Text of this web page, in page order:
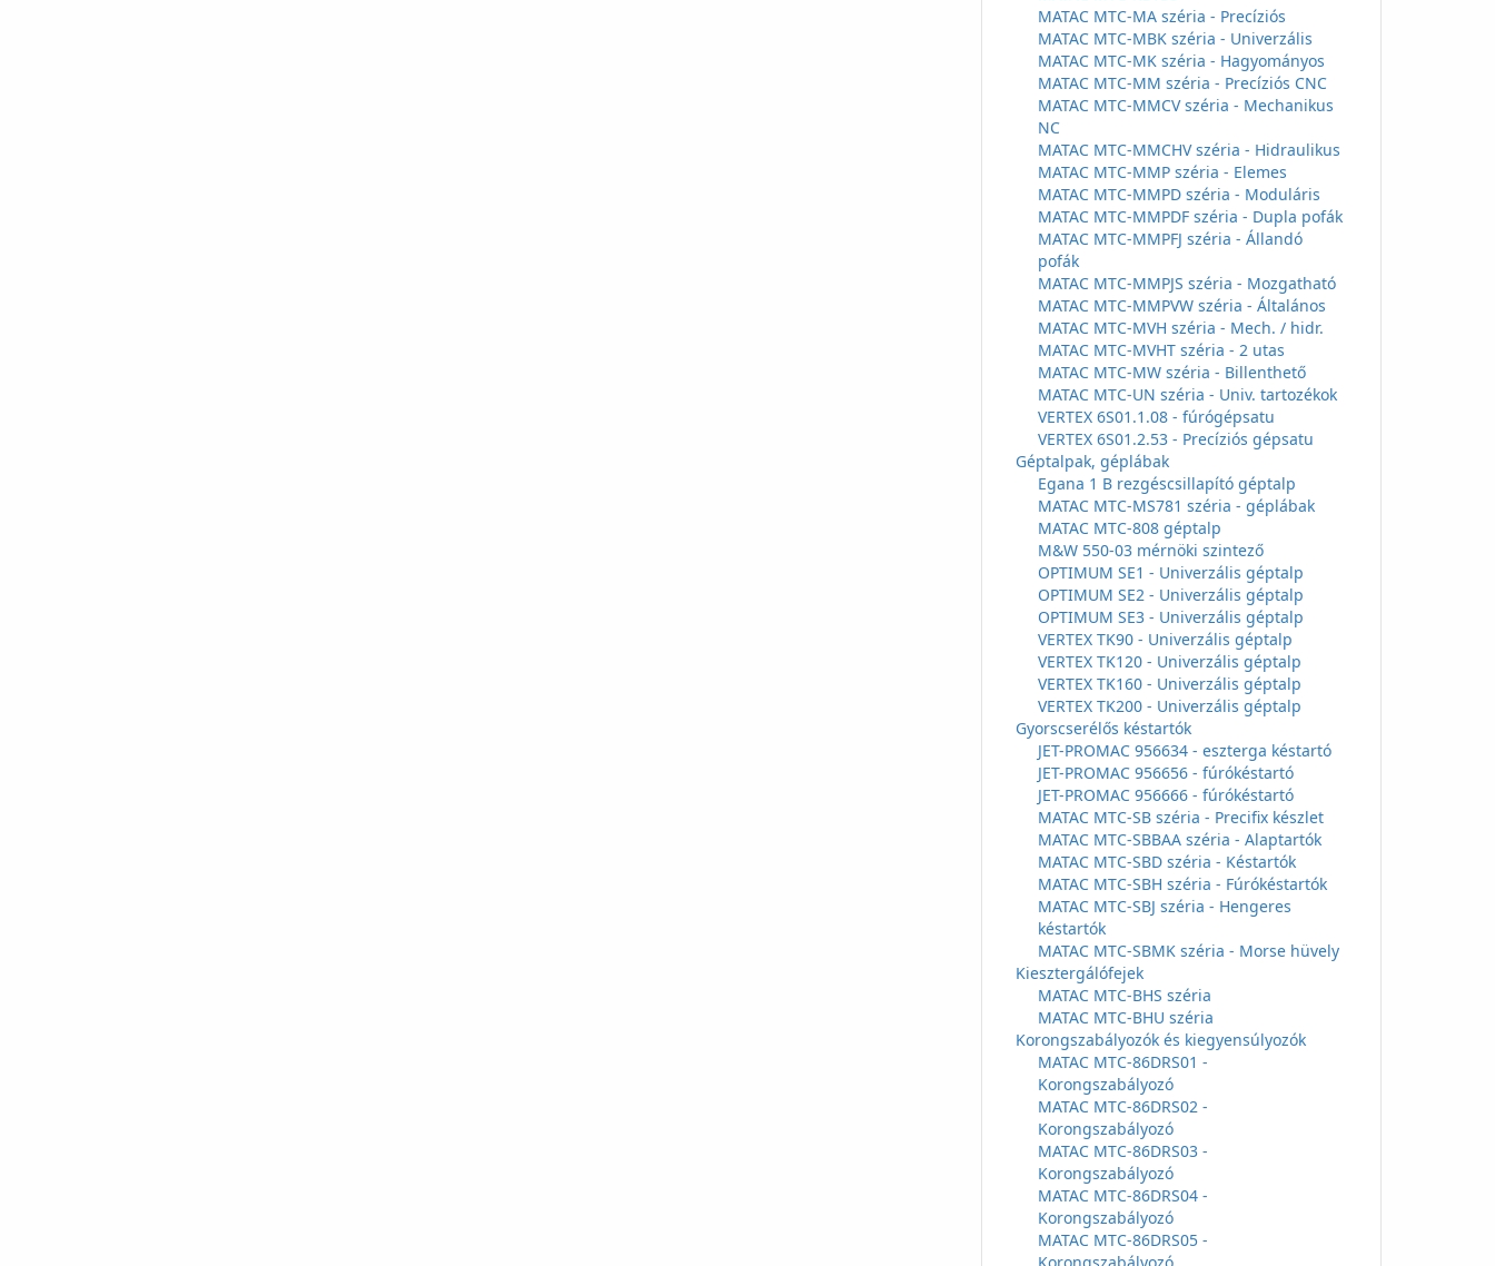
MATAC MTC-MA széria - Precíziós
MATAC MTC-MBK széria - Univerzális
MATAC MTC-MK széria - Hagyományos
MATAC MTC-MM széria - Precíziós CNC
MATAC MTC-MMCV széria - Mechanikus
NC
MATAC MTC-MMCHV széria - Hidraulikus
MATAC MTC-MMP széria - Elemes
MATAC MTC-MMPD széria - Moduláris
MATAC MTC-MMPDF széria - Dupla pofák
MATAC MTC-MMPFJ széria - Állandó
pofák
MATAC MTC-MMPJS széria - Mozgatható
MATAC MTC-MMPVW széria - Általános
MATAC MTC-MVH széria - Mech. / hidr.
MATAC MTC-MVHT széria - 2 utas
MATAC MTC-MW széria - Billenthető
MATAC MTC-UN széria - Univ. tartozékok
VERTEX 6S01.1.08 - fúrógépsatu
VERTEX 6S01.2.53 - Precíziós gépsatu
Géptalpak, géplábak
Egana 1 B rezgéscsillapító géptalp
MATAC MTC-MS781 széria - géplábak
MATAC MTC-808 géptalp
M&W 550-03 mérnöki szintező
OPTIMUM SE1 - Univerzális géptalp
OPTIMUM SE2 - Univerzális géptalp
OPTIMUM SE3 - Univerzális géptalp
VERTEX TK90 - Univerzális géptalp
VERTEX TK120 - Univerzális géptalp
VERTEX TK160 - Univerzális géptalp
VERTEX TK200 - Univerzális géptalp
Gyorscserélős késtartók
JET-PROMAC 956634 - eszterga késtartó
JET-PROMAC 956656 - fúrókéstartó
JET-PROMAC 956666 - fúrókéstartó
MATAC MTC-SB széria - Precifix készlet
MATAC MTC-SBBAA széria - Alaptartók
MATAC MTC-SBD széria - Késtartók
MATAC MTC-SBH széria - Fúrókéstartók
MATAC MTC-SBJ széria - Hengeres
késtartók
MATAC MTC-SBMK széria - Morse hüvely
Kiesztergálófejek
MATAC MTC-BHS széria
MATAC MTC-BHU széria
Korongszabályozók és kiegyensúlyozók
MATAC MTC-86DRS01 -
Korongszabályozó
MATAC MTC-86DRS02 -
Korongszabályozó
MATAC MTC-86DRS03 -
Korongszabályozó
MATAC MTC-86DRS04 -
Korongszabályozó
MATAC MTC-86DRS05 -